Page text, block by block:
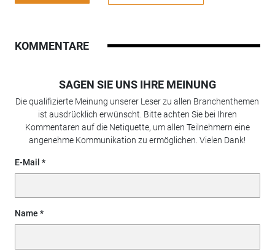
KOMMENTARE
SAGEN SIE UNS IHRE MEINUNG
Die qualifizierte Meinung unserer Leser zu allen Branchenthemen
ist ausdrücklich erwünscht. Bitte achten Sie bei Ihren
Kommentaren auf die Netiquette, um allen Teilnehmern eine
angenehme Kommunikation zu ermöglichen. Vielen Dank!
E-Mail
Name